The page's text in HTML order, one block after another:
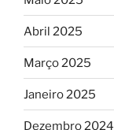
Abril 2025
Março 2025
Janeiro 2025
Dezembro 2024